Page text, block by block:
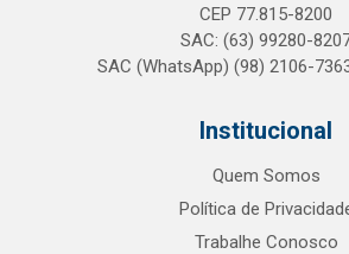
CEP 77.815-8200
SAC: (63) 99280-
SAC (WhatsApp) (98) 2106-
Institucional
Quem Somos
Política de
Trabalhe Conosco